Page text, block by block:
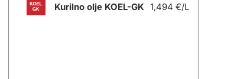
Kurilno olje KOEL-GK 1,494 €/L